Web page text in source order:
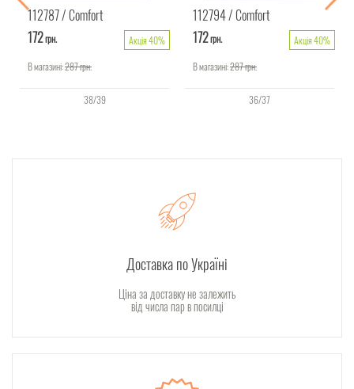
112787 Comfort
172грн.
Акція 40%
В магазині:287грн.
38/39
112794 Comfort
172грн.
Акція 40%
В магазині:287грн.
36/37
Доставка по Україні
Ціна за доставку не залежить
від числа пар в посилці